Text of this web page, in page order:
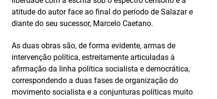
atitude do autor face ao final do período de Salazar e
diante do seu sucessor, Marcelo Caetano.
As duas obras são, de forma evidente, armas de
intervenção política, estreitamente articuladas à
afirmação da linha política socialista e democrática,
correspondendo a duas fases de organização do
movimento socialista e a conjunturas políticas muito